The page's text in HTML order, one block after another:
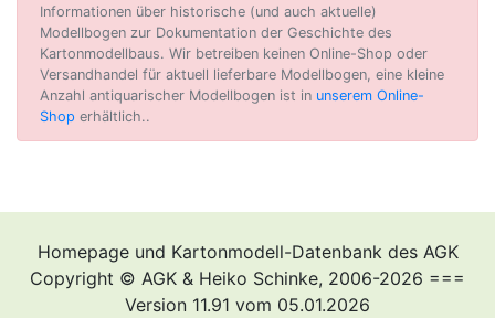
Informationen über historische (und auch aktuelle)
Modellbogen zur Dokumentation der Geschichte des
Kartonmodellbaus. Wir betreiben keinen Online-Shop oder
Versandhandel für aktuell lieferbare Modellbogen, eine kleine
Anzahl antiquarischer Modellbogen ist in unserem Online-
Shop erhältlich..
Homepage und Kartonmodell-Datenbank des AGK
Copyright © AGK & Heiko Schinke, 2006-2026 ===
Version 11.91 vom 05.01.2026